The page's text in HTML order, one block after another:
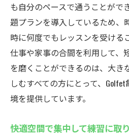
も自分のペースで通うことがで
題プランを導入しているため、
時に何度でもレッスンを受ける
仕事や家事の合間を利用して、
を磨くことができるのは、大き
しむすべての方にとって、
境を提供しています。
快適空間で集中して練習に取